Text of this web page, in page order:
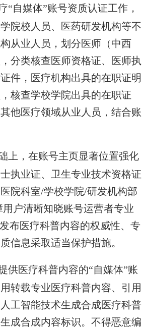
“自媒体”账号资质认证工作，
院校人员、医药研发机构等不
从业人员，划分医师（中西
分类核查医师资格证、医师执
件，医疗机构出具的在职证明
核查学校学院出具的在职证
他医疗领域从业人员，结合账
上，在账号主页显著位置强化
执业证、卫生专业技术资格证
院科室/学校学院/研发机构部
户清晰知晓账号运营者专业
布医疗科普内容的权威性、专
信息采取适当保护措施。
供医疗科普内容的“自媒体”账
转载专业医疗科普内容、引用
工智能技术生成合成医疗科普
成合成内容标识。不得恶意编